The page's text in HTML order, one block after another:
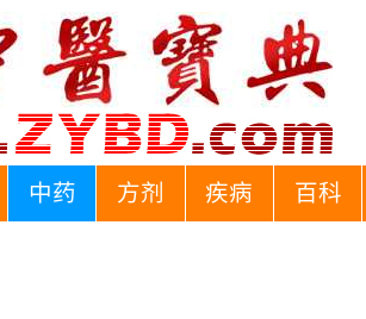
中药 方剂 疾病 百科